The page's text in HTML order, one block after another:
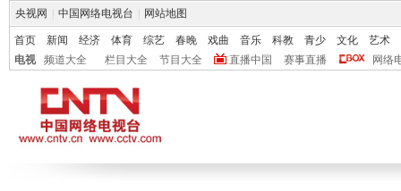
央视网 中国网络电视台 网站地图
首页 新闻 经济 体育 综艺 春晚 戏曲 音乐 科教 青少 文化
艺术
电视
频道大全 栏目大全 节目大全 直播中国 赛事直播 网络